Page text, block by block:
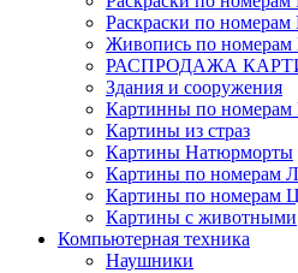
Раскраски по номерам
Живопись по номерам
РАСПРОДАЖА
Здания и сооружения
Картинны по номерам
Картины из страз
Картины Натюрморты
Картины по номерам
Картины по номерам
Картины с животными
Компьютерная техника
Наушники